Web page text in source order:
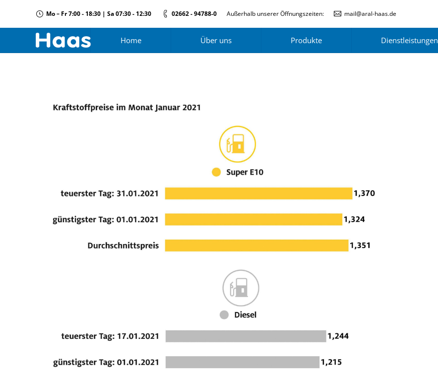
Mo – Fr 7:00 - 18:30 | Sa 07:30 - 12:30 02662 - 94788-0 Außerhalb unserer Öffnungszeiten: mail@aral-haas.de
Home Über uns Produkte Dienstleistungen